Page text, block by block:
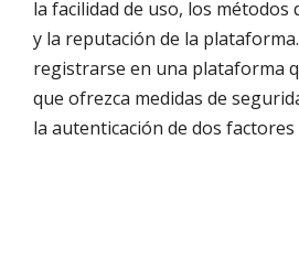
la facilidad de uso, los métodos
y la reputación de la
registrarse en una plataforma
que ofrezca medidas de
la autenticación de dos factores